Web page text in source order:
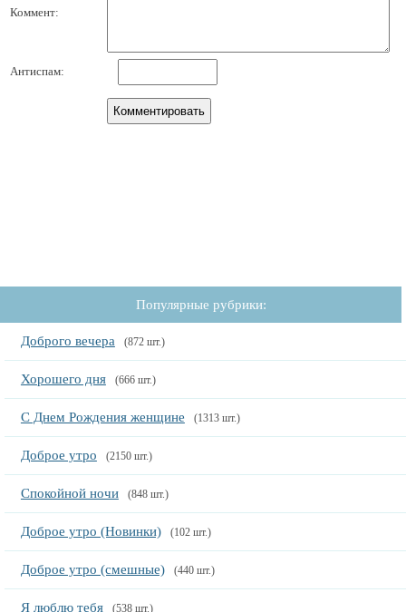
Коммент:
Антиспам:
Популярные рубрики:
Доброго вечера (872 шт.)
Хорошего дня (666 шт.)
С Днем Рождения женщине (1313 шт.)
Доброе утро (2150 шт.)
Спокойной ночи (848 шт.)
Доброе утро (Новинки) (102 шт.)
Доброе утро (смешные) (440 шт.)
Я люблю тебя (538 шт.)